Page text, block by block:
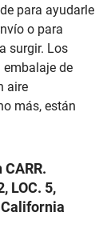
para ayudarle
o para
surgir. Los
de
aire
más, están
LOC. 5,
California